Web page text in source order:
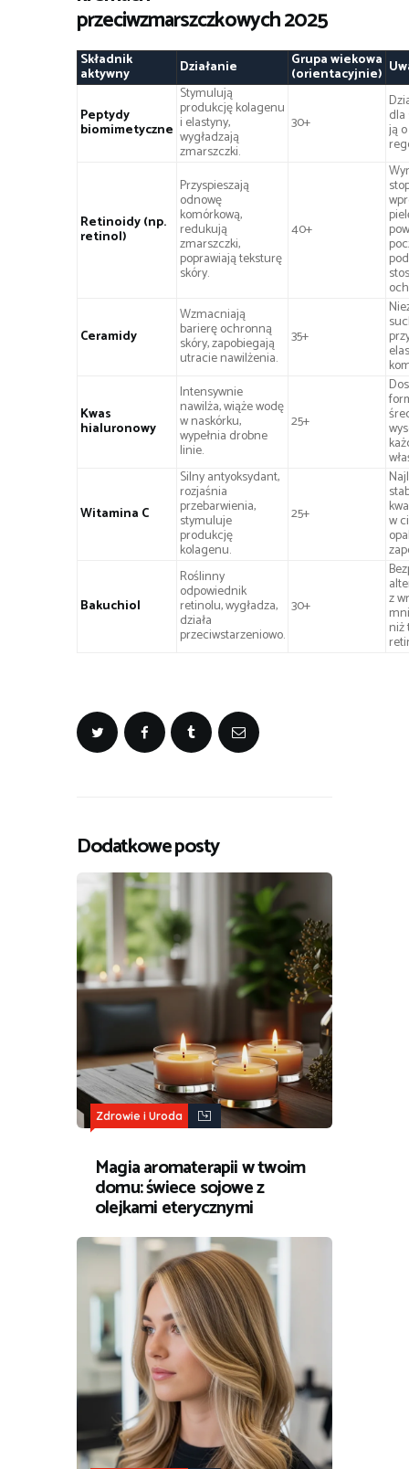
przeciwzmarszczkowych 2025
Składnik
aktywny Działanie Grupa wiekowa
(orientacyjnie)
Peptydy
biomimetyczne
Stymulują
produkcję kolagenu
i elastyny,
wygładzają
zmarszczki.
30+ ją
Retinoidy (np.
retinol)
Przyspieszają
odnowę
komórkową,
redukują
zmarszczki,
poprawiają teksturę
skóry.
40+
Ceramidy
Wzmacniają
barierę ochronną
skóry, zapobiegają
utracie nawilżenia.
35+
Kwas
hialuronowy
Intensywnie
nawilża, wiąże wodę
w naskórku,
wypełnia drobne
linie.
25+
Witamina C
Silny antyoksydant,
rozjaśnia
przebarwienia,
stymuluje
produkcję
kolagenu.
25+ w
Bakuchiol
Roślinny
odpowiednik
retinolu, wygładza,
działa
przeciwstarzeniowo.
30+ z
niż
Dodatkowe posty
Zdrowie i Uroda
Magia aromaterapii w twoim
domu: świece sojowe z
olejkami eterycznymi